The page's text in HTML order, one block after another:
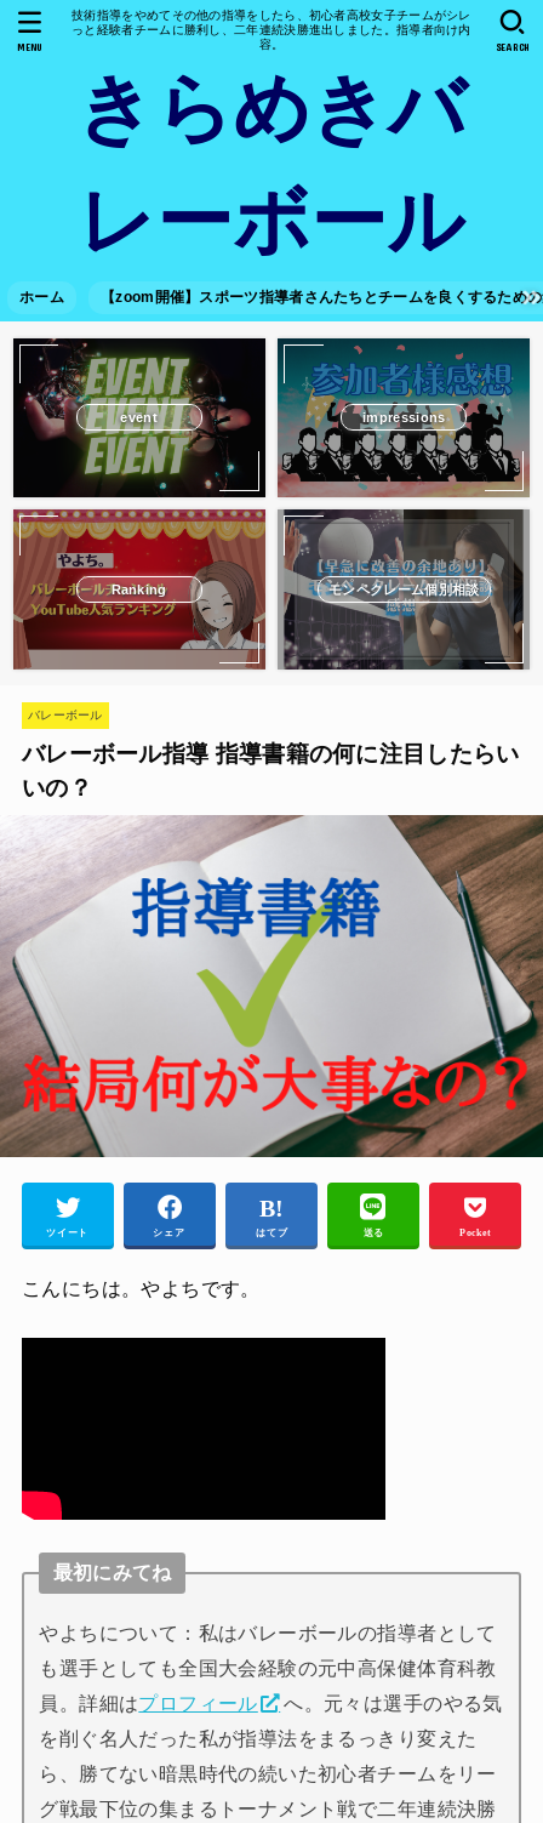
技術指導をやめてその他の指導をしたら、初心者高校女子チームがシレ
っと経験者チームに勝利し、二年連続決勝進出しました。指導者向け内
容。
きらめきバ
レーボール
ホーム 【zoom開催】スポーツ指導者さんたちとチームを良くするため
SEARCH
MENU
event impressions
Ranking モンペクレーム個別相談
バレーボール
バレーボール指導 指導書籍の何に注目したらい
いの？
ツイート シェア はてブ 送る Pocket
こんにちは。やよちです。
最初にみてね
やよちについて：私はバレーボールの指導者として
も選手としても全国大会経験の元中高保健体育科教
員。詳細はプロフィール
へ。元々は選手のやる気
を削ぐ名人だった私が指導法をまるっきり変えた
ら、勝てない暗黒時代の続いた初心者チームをリー
グ戦最下位の集まるトーナメント戦で二年連続決勝